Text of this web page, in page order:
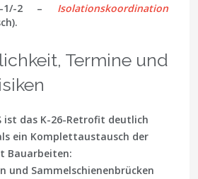
1/-2 – Isolationskoordination
Termine und
ist das K-26-Retrofit deutlich
ein Komplettaustausch der
Bauarbeiten:
und Sammelschienenbrücken